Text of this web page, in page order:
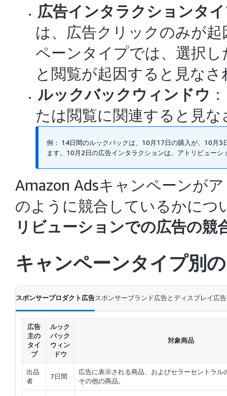
広告インタラクションタ
は、広告クリックのみが
ペーンタイプでは、選択
と閲覧が起因すると見なさ
ルックバックウィンドウ
たは閲覧に関連すると見
例： 14日間のルックバックは、10月17日の購入が、10月
ます。10月2日の広告インタラクションは、アトリビューシ
Amazon Adsキャンペーンが
のように競合しているかにつ
リビューションでの広告の競
キャンペーンタイプ別
スポンサープロダクト広告スポンサーブランド広告とディスプレイ広告
広告
主の
タイ
プ
ルック
バック
ウィン
ドウ
対象商品
出品
者
7日間
広告に表示される商品、およびセラーセントラル
その他の商品。